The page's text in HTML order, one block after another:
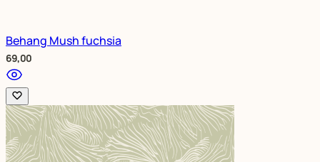
Behang Mush fuchsia
69,00